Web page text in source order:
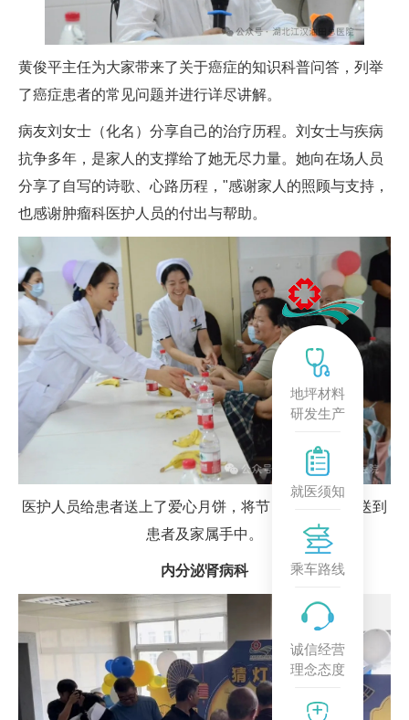
黄俊平主任为大家带来了关于癌症的知识科普问答，列举
了癌症患者的常见问题并进行详尽讲解。
病友刘女士（化名）分享自己的治疗历程。刘女士与疾病
抗争多年，是家人的支撑给了她无尽力量。她向在场人员
分享了自写的诗歌、心路历程，"感谢家人的照顾与支持，
也感谢肿瘤科医护人员的付出与帮助。
医护人员给患者送上了爱心月饼，将节日祝福与问候送到
患者及家属手中。
内分泌肾病科
地坪材料
研发生产
就医须知
乘车路线
诚信经营
理念态度